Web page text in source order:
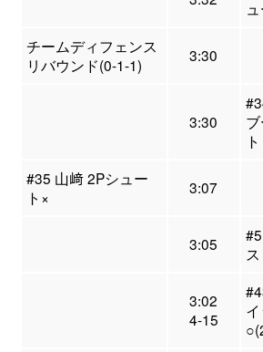
チームディフェンス
リバウンド(0-1-1)
3:30
3:30
ト
#35 山﨑 2Pシュー
ト×
3:07
3:05
3:02
4-15